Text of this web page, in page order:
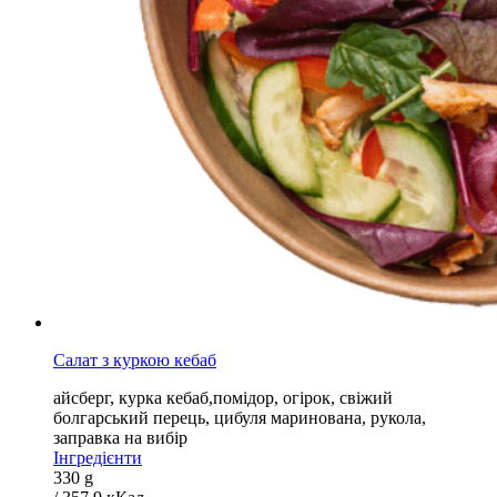
Салат з куркою кебаб
айсберг, курка кебаб,помідор, огірок, свіжий
болгарський перець, цибуля маринована, рукола,
заправка на вибір
Інгредієнти
330 g